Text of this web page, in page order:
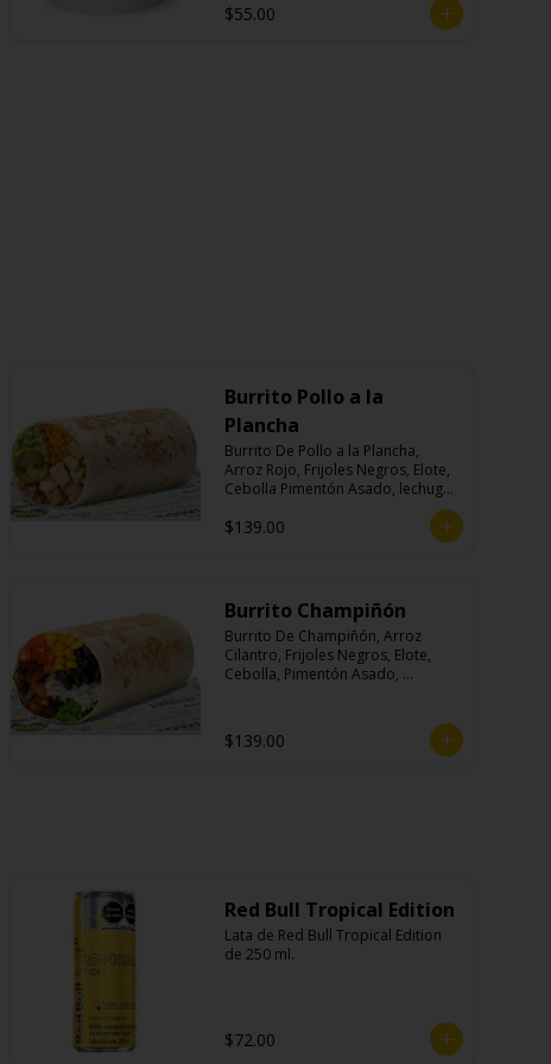
$55.00
Burrito Pollo a la
Plancha
Burrito De Pollo a la Plancha,
Arroz Rojo, Frijoles Negros, Elote,
Cebolla Pimentón Asado, lechuga,
Crema Ácida.
$139.00
Burrito Champiñón
Burrito De Champiñón, Arroz
Cilantro, Frijoles Negros, Elote,
Cebolla, Pimentón Asado,
$139.00
Red Bull Tropical Edition
Lata de Red Bull Tropical Edition
de 250 ml.
$72.00